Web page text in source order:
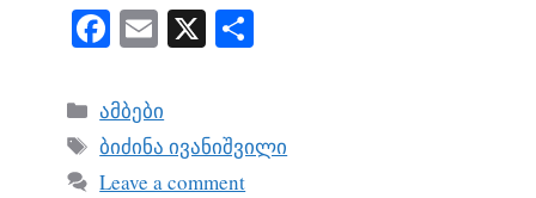
Fa
bo
ok
E
ail
X
Categories
ამბები
Tags
ბიძინა ივანიშვილი
Leave a comment